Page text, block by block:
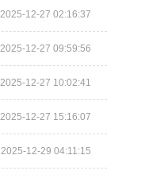
2025-12-27 02:16:37
2025-12-27 09:59:56
2025-12-27 10:02:41
2025-12-27 15:16:07
2025-12-29 04:11:15